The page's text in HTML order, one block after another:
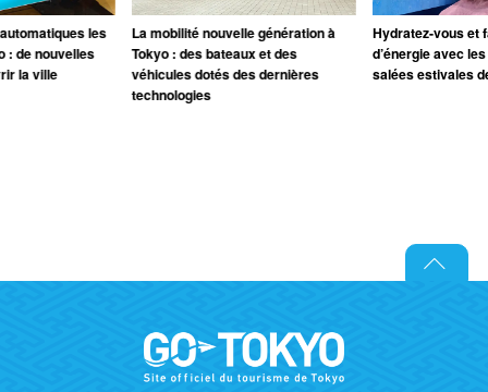
les
: de nouvelles
la ville
La mobilité nouvelle génération à
Tokyo : des bateaux et des
véhicules dotés des dernières
technologies
Hydratez-vous et
d’énergie avec
salées estivales